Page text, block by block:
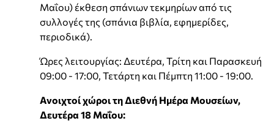
Μαΐου) έκθεση σπάνιων τεκμηρίων από τις
συλλογές της (σπάνια βιβλία, εφημερίδες,
περιοδικά).
Ώρες λειτουργίας: Δευτέρα, Τρίτη και Παρασκευή
09:00 - 17:00, Τετάρτη και Πέμπτη 11:00 - 19:00.
Ανοιχτοί χώροι τη Διεθνή Ημέρα Μουσείων,
Δευτέρα 18 Μαΐου: